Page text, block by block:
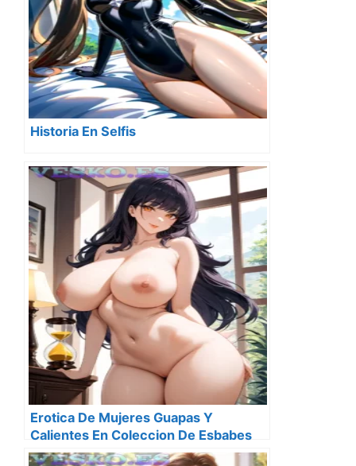
Historia En Selfis
Erotica De Mujeres Guapas Y
Calientes En Coleccion De Esbabes
Seis